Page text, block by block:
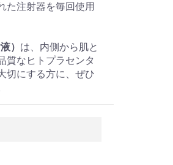
た注射器を毎回使用
） は、内側から肌と
質なヒトプラセンタ
切にする方に、ぜひ